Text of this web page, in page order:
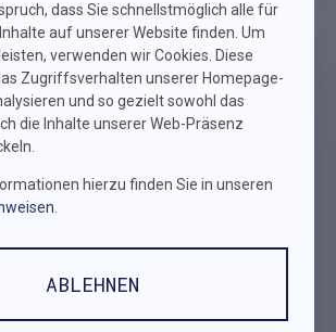
dass Sie schnellstmöglich alle für
auf unserer Website finden. Um
verwenden wir Cookies. Diese
Zugriffsverhalten unserer Homepage-
und so gezielt sowohl das
die Inhalte unserer Web-Präsenz
hierzu finden Sie in unseren
ABLEHNEN
learning.
auf den Weg gemacht,